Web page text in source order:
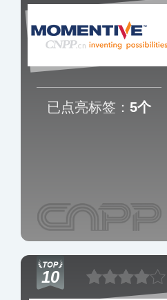
已点亮标签： 5个
10